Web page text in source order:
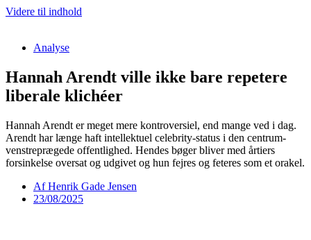
Videre til indhold
Analyse
Hannah Arendt ville ikke bare repetere
liberale klichéer
Hannah Arendt er meget mere kontroversiel, end mange ved i dag.
Arendt har længe haft intellektuel celebrity-status i den centrum-
venstreprægede offentlighed. Hendes bøger bliver med årtiers
forsinkelse oversat og udgivet og hun fejres og feteres som et orakel.
AfHenrik Gade Jensen
23/08/2025